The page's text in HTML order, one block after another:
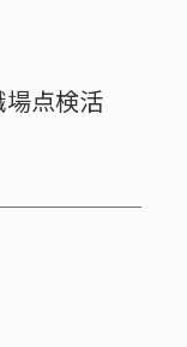
点検活